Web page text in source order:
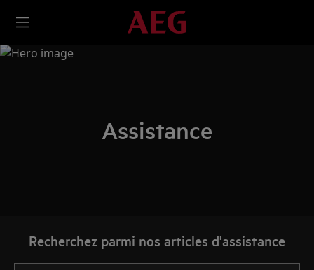
Assistance
Recherchez parmi nos articles d'assistance